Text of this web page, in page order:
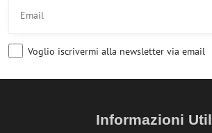
Voglio iscrivermi alla newsletter via email
Informazioni